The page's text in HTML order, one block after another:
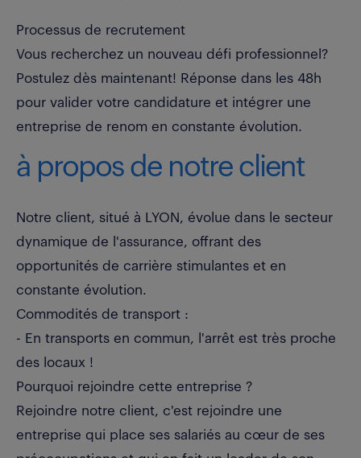
Processus de recrutement
Vous recherchez un nouveau défi professionnel?
Postulez dès maintenant! Réponse dans les 48h
pour valider votre candidature et intégrer une
entreprise de renom en constante évolution.
à propos de notre client
Notre client, situé à LYON, évolue dans le secteur
dynamique de l'assurance, offrant des
opportunités de carrière stimulantes et en
constante évolution.
Commodités de transport :
- En transports en commun, l'arrêt est très proche
des locaux !
Pourquoi rejoindre cette entreprise ?
Rejoindre notre client, c'est rejoindre une
entreprise qui place ses salariés au cœur de ses